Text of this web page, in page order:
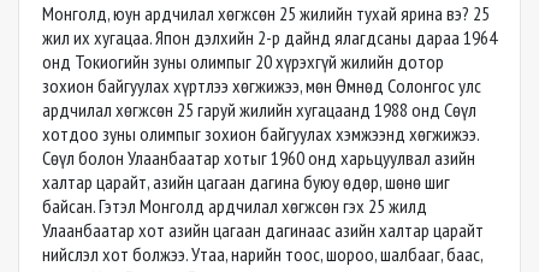
Монголд, юун ардчилал хөгжсөн 25 жилийн тухай ярина вэ? 25
жил их хугацаа. Япон дэлхийн 2-р дайнд ялагдсаны дараа 1964
онд Токиогийн зуны олимпыг 20 хүрэхгүй жилийн дотор
зохион байгуулах хүртлээ хөгжижээ, мөн Өмнөд Солонгос улс
ардчилал хөгжсөн 25 гаруй жилийн хугацаанд 1988 онд Сөүл
хотдоо зуны олимпыг зохион байгуулах хэмжээнд хөгжижээ.
Сөүл болон Улаанбаатар хотыг 1960 онд харьцуулвал азийн
халтар царайт, азийн цагаан дагина буюу өдөр, шөнө шиг
байсан. Гэтэл Монголд ардчилал хөгжсөн гэх 25 жилд
Улаанбаатар хот азийн цагаан дагинаас азийн халтар царайт
нийслэл хот болжээ. Утаа, нарийн тоос, шороо, шалбааг, баас,